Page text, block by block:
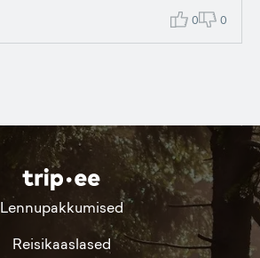
0 0
Lennupakkumised
Reisikaaslased